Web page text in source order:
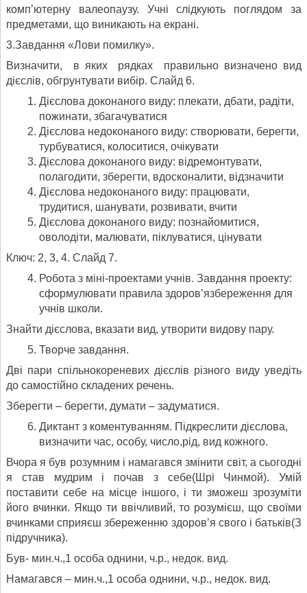
комп’ютерну валеопаузу. Учні слідкують поглядом за
предметами, що виникають на екрані.
3.Завдання «Лови помилку».
Визначити, в яких рядках правильно визначено вид
дієслів, обгрунтувати вибір. Слайд 6.
Дієслова доконаного виду: плекати, дбати, радіти,
пожинати, збагачуватися
Дієслова недоконаного виду: створювати, берегти,
турбуватися, колоситися, очікувати
Дієслова доконаного виду: відремонтувати,
полагодити, зберегти, вдосконалити, відзначити
Дієслова недоконаного виду: працювати,
трудитися, шанувати, розвивати, вчити
Дієслова доконаного виду: познайомитися,
оволодіти, малювати, піклуватися, цінувати
Ключ: 2, 3, 4. Слайд 7.
Робота з міні-проектами учнів. Завдання проекту:
сформулювати правила здоров’язбереження для
учнів школи.
Знайти дієслова, вказати вид, утворити видову пару.
Творче завдання.
Дві пари спільнокореневих дієслів різного виду уведіть
до самостійно складених речень.
Зберегти – берегти, думати – задуматися.
Диктант з коментуванням. Підкреслити дієслова,
визначити час, особу, число,рід, вид кожного.
Вчора я був розумним і намагався змінити світ, а сьогодні
я став мудрим і почав з себе(Шрі Чинмой). Умій
поставити себе на місце іншого, і ти зможеш зрозуміти
його вчинки. Якщо ти ввічливий, то розумієш, що своїми
вчинками сприяєш збереженню здоров’я свого і батьків(З
підручника).
Був- мин.ч.,1 особа однини, ч.р., недок. вид.
Намагався – мин.ч.,1 особа однини, ч.р., недок. вид.